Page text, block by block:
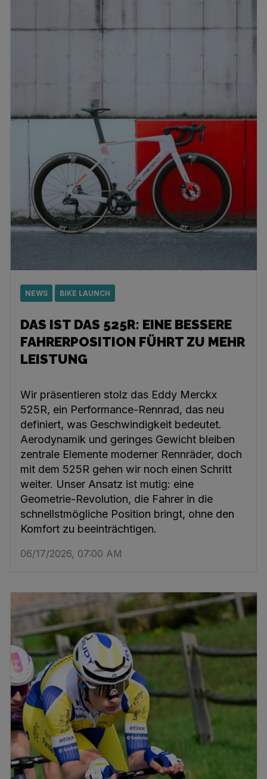
NEWS BIKE LAUNCH
DAS IST DAS 525R: EINE BESSERE
FAHRERPOSITION FÜHRT ZU MEHR
LEISTUNG
Wir präsentieren stolz das Eddy Merckx
525R, ein Performance-Rennrad, das neu
definiert, was Geschwindigkeit bedeutet.
Aerodynamik und geringes Gewicht bleiben
zentrale Elemente moderner Rennräder, doch
mit dem 525R gehen wir noch einen Schritt
weiter. Unser Ansatz ist mutig: eine
Geometrie-Revolution, die Fahrer in die
schnellstmögliche Position bringt, ohne den
Komfort zu beeinträchtigen.
06/17/2026, 07:00 AM